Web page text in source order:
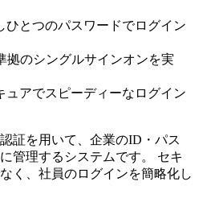
ひとつのパスワードでログイン
拠のシングルサインオンを実
ュアでスピーディーなログイン
証を用いて、企業のID・パス
管理するシステムです。 セキ
く、社員のログインを簡略化し